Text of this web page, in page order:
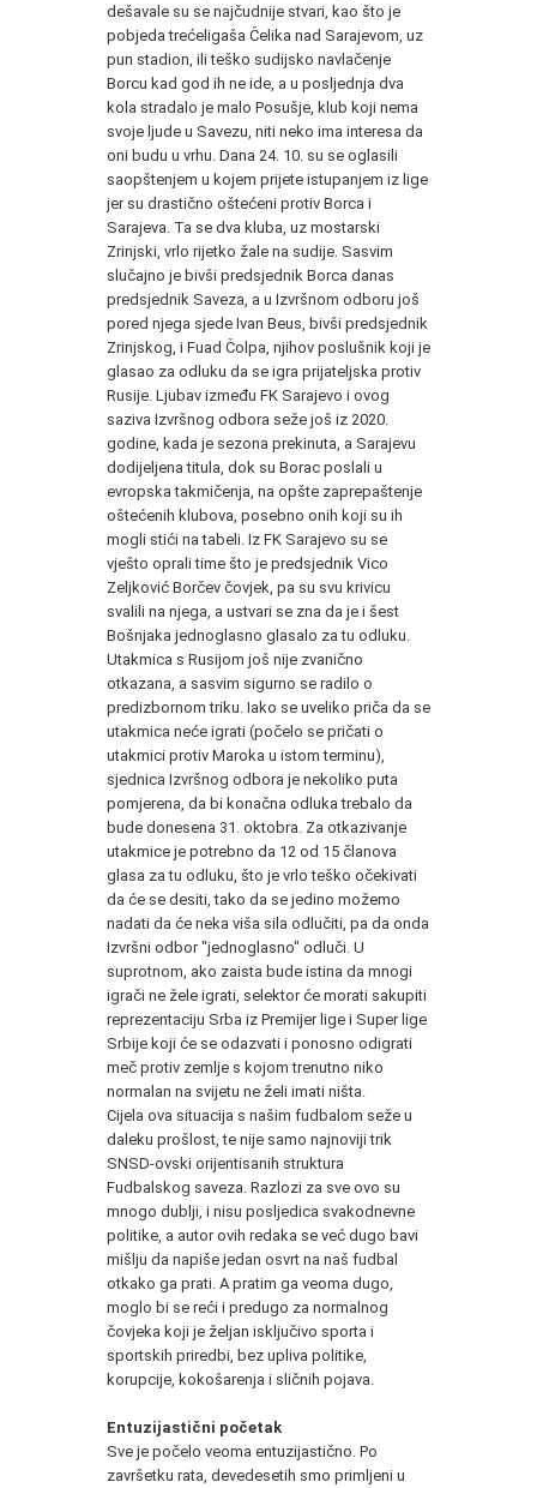
dešavale su se najčudnije stvari, kao što je
pobjeda trećeligaša Čelika nad Sarajevom, uz
pun stadion, ili teško sudijsko navlačenje
Borcu kad god ih ne ide, a u posljednja dva
kola stradalo je malo Posušje, klub koji nema
svoje ljude u Savezu, niti neko ima interesa da
oni budu u vrhu. Dana 24. 10. su se oglasili
saopštenjem u kojem prijete istupanjem iz lige
jer su drastično oštećeni protiv Borca i
Sarajeva. Ta se dva kluba, uz mostarski
Zrinjski, vrlo rijetko žale na sudije. Sasvim
slučajno je bivši predsjednik Borca danas
predsjednik Saveza, a u Izvršnom odboru još
pored njega sjede Ivan Beus, bivši predsjednik
Zrinjskog, i Fuad Čolpa, njihov poslušnik koji je
glasao za odluku da se igra prijateljska protiv
Rusije. Ljubav između FK Sarajevo i ovog
saziva Izvršnog odbora seže još iz 2020.
godine, kada je sezona prekinuta, a Sarajevu
dodijeljena titula, dok su Borac poslali u
evropska takmičenja, na opšte zaprepaštenje
oštećenih klubova, posebno onih koji su ih
mogli stići na tabeli. Iz FK Sarajevo su se
vješto oprali time što je predsjednik Vico
Zeljković Borčev čovjek, pa su svu krivicu
svalili na njega, a ustvari se zna da je i šest
Bošnjaka jednoglasno glasalo za tu odluku.
Utakmica s Rusijom još nije zvanično
otkazana, a sasvim sigurno se radilo o
predizbornom triku. Iako se uveliko priča da se
utakmica neće igrati (počelo se pričati o
utakmici protiv Maroka u istom terminu),
sjednica Izvršnog odbora je nekoliko puta
pomjerena, da bi konačna odluka trebalo da
bude donesena 31. oktobra. Za otkazivanje
utakmice je potrebno da 12 od 15 članova
glasa za tu odluku, što je vrlo teško očekivati
da će se desiti, tako da se jedino možemo
nadati da će neka viša sila odlučiti, pa da onda
Izvršni odbor "jednoglasno" odluči. U
suprotnom, ako zaista bude istina da mnogi
igrači ne žele igrati, selektor će morati sakupiti
reprezentaciju Srba iz Premijer lige i Super lige
Srbije koji će se odazvati i ponosno odigrati
meč protiv zemlje s kojom trenutno niko
normalan na svijetu ne želi imati ništa.
Cijela ova situacija s našim fudbalom seže u
daleku prošlost, te nije samo najnoviji trik
SNSD-ovski orijentisanih struktura
Fudbalskog saveza. Razlozi za sve ovo su
mnogo dublji, i nisu posljedica svakodnevne
politike, a autor ovih redaka se već dugo bavi
mišlju da napiše jedan osvrt na naš fudbal
otkako ga prati. A pratim ga veoma dugo,
moglo bi se reći i predugo za normalnog
čovjeka koji je željan isključivo sporta i
sportskih priredbi, bez upliva politike,
korupcije, kokošarenja i sličnih pojava.
Entuzijastični početak
Sve je počelo veoma entuzijastično. Po
završetku rata, devedesetih smo primljeni u